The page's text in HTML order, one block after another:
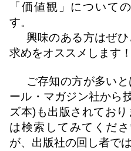
「価値観」について
す。
興味のある方はぜひ
求めをオススメします
ご存知の方が多いと
ール・マガジン社から
ズ本)も出版されてお
は検索してみてくだ
が、出版社の回し者で